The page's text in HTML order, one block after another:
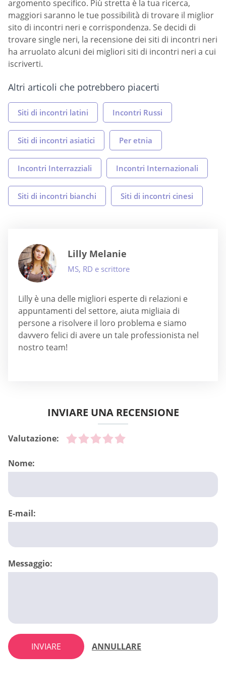
argomento specifico. Più stretta è la tua ricerca,
maggiori saranno le tue possibilità di trovare il miglior
sito di incontri neri e corrispondenza. Se decidi di
trovare single neri, la recensione dei siti di incontri neri
ha arruolato alcuni dei migliori siti di incontri neri a cui
iscriverti.
Altri articoli che potrebbero piacerti
Siti di incontri latini Incontri Russi
Siti di incontri asiatici Per etnia
Incontri Interrazziali Incontri Internazionali
Siti di incontri bianchi Siti di incontri cinesi
Lilly Melanie
MS, RD e scrittore
Lilly è una delle migliori esperte di relazioni e
appuntamenti del settore, aiuta migliaia di
persone a risolvere il loro problema e siamo
davvero felici di avere un tale professionista nel
nostro team!
INVIARE UNA RECENSIONE
Valutazione:
Nome:
E-mail:
Messaggio:
INVIARE ANNULLARE